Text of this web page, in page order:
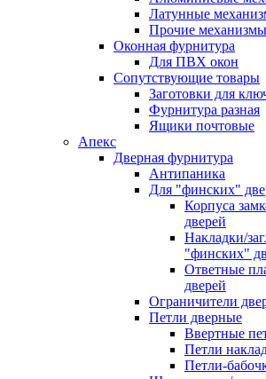
Латунные
Прочие механизмы
Оконная фурнитура
Для ПВХ окон
Сопутствующие товары
Заготовки для
Фурнитура разная
Ящики почтовые
Апекс
Дверная фурнитура
Антипаника
Для "финских"
Корпуса
дверей
Накладки/
"финских"
Ответные
дверей
Ограничители
Петли дверные
Ввертные
Петли
Петли-